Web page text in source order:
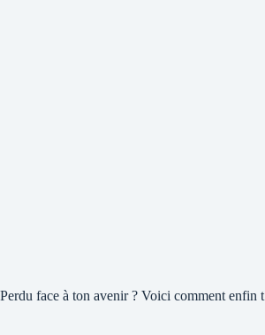
Perdu face à ton avenir ? Voici comment enfin